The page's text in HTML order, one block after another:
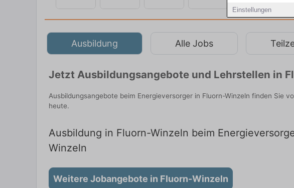
Einstellungen
Ausbildung Alle Jobs
Jetzt Ausbildungsangebote und Lehrstellen in
Ausbildungsangebote beim Energieversorger in Fluorn-Winzeln finden Sie
heute.
Ausbildung in Fluorn-Winzeln beim
Winzeln
Weitere Jobangebote in Fluorn-Winzeln